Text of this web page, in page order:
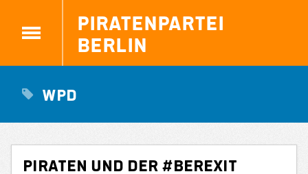
Piratenpartei
Berlin
WPD
PIRATEN und der #BERexit